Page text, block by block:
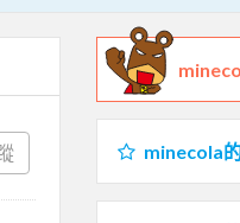
minecola